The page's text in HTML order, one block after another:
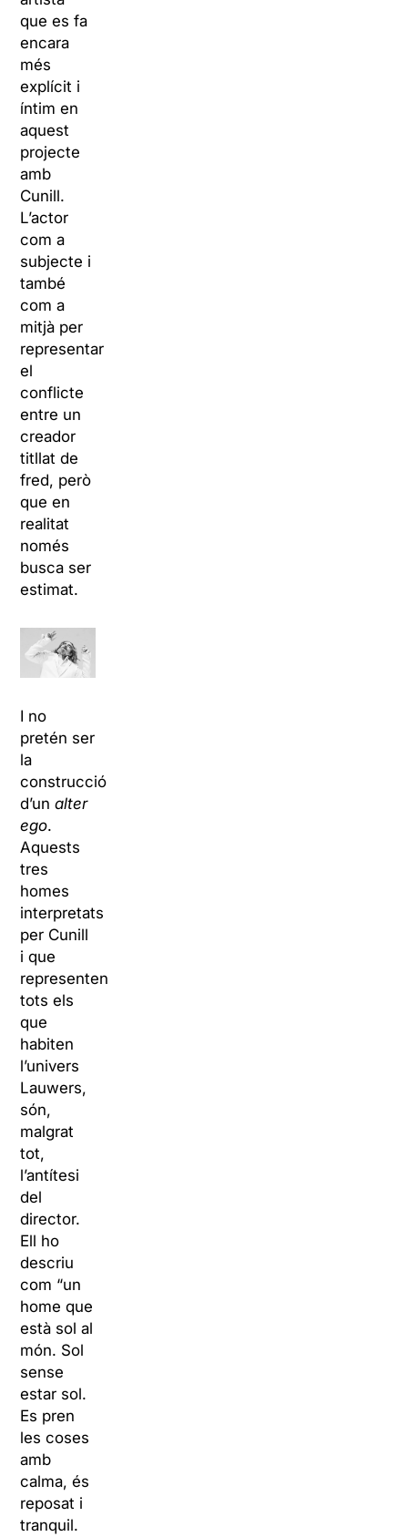
que es fa
encara
més
explícit i
íntim en
aquest
projecte
amb
Cunill.
L’actor
com a
subjecte i
també
com a
mitjà per
representar
el
conflicte
entre un
creador
titllat de
fred, però
que en
realitat
només
busca ser
estimat.
I no
pretén ser
la
construcció
d’unalter
ego.
Aquests
tres
homes
interpretats
per Cunill
i que
representen
tots els
que
habiten
l’univers
Lauwers,
són,
malgrat
tot,
l’antítesi
del
director.
Ell ho
descriu
com “un
home que
està sol al
món. Sol
sense
estar sol.
Es pren
les coses
amb
calma, és
reposat i
tranquil.